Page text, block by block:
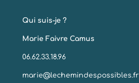
Qui suis-je ?
Marie Faivre Camus
06.62.33.18.96
marie@lechemindespossibles.fr